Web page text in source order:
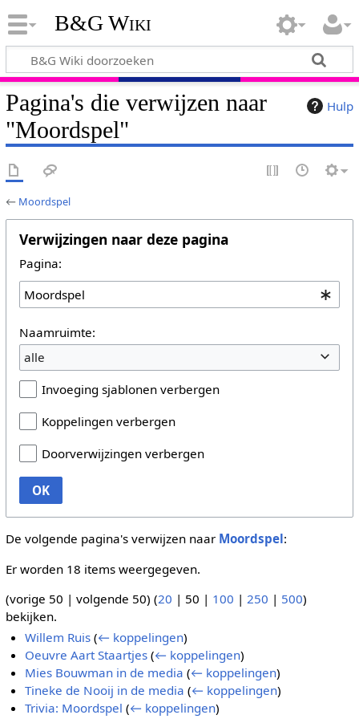
B&G Wiki
Hulp
Pagina's die verwijzen naar
"Moordspel"
← Moordspel
Verwijzingen naar deze pagina
Pagina:
Naamruimte:
alle
Invoeging sjablonen verbergen
Koppelingen verbergen
Doorverwijzingen verbergen
OK
De volgende pagina's verwijzen naar Moordspel:
Er worden 18 items weergegeven.
(vorige 50 | volgende 50) (20 | 50 | 100 | 250 | 500)
bekijken.
Willem Ruis (← koppelingen)
Oeuvre Aart Staartjes (← koppelingen)
Mies Bouwman in de media (← koppelingen)
Tineke de Nooij in de media (← koppelingen)
Trivia: Moordspel (← koppelingen)